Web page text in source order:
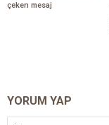
çeken mesaj
YORUM YAP